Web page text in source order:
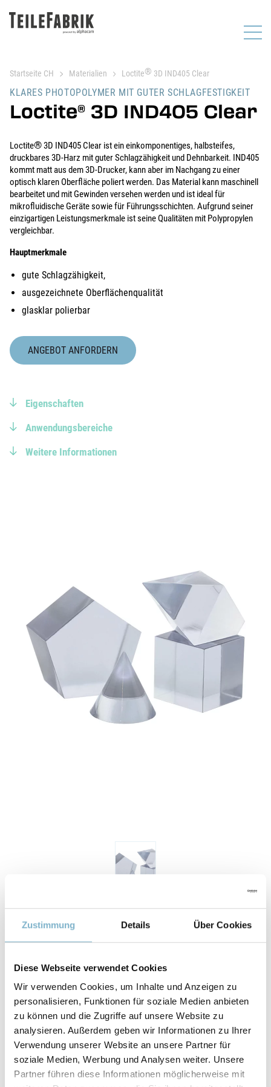
Zustimmung Details Über Cookies
Diese Webseite verwendet Cookies
Wir verwenden Cookies, um Inhalte und Anzeigen zu
personalisieren, Funktionen für soziale Medien anbieten
zu können und die Zugriffe auf unsere Website zu
analysieren. Außerdem geben wir Informationen zu Ihrer
Verwendung unserer Website an unsere Partner für
soziale Medien, Werbung und Analysen weiter. Unsere
Partner führen diese Informationen möglicherweise mit
Startseite CH Materialien Loctite® 3D IND405 Clear
KLARES PHOTOPOLYMER MIT GUTER SCHLAGFESTIGKEIT
Loctite® 3D IND405 Clear
Loctite®3D IND405 Clear ist ein einkomponentiges, halbsteifes,
druckbares 3D-Harz mit guter Schlagzähigkeit und Dehnbarkeit. IND405
kommt matt aus dem 3D-Drucker, kann aber im Nachgang zu einer
optisch klaren Oberfläche poliert werden. Das Material kann maschinell
bearbeitet und mit Gewinden versehen werden und ist ideal für
mikrofluidische Geräte sowie für Führungsschichten. Aufgrund seiner
einzigartigen Leistungsmerkmale ist seine Qualitäten mit Polypropylen
vergleichbar.
Hauptmerkmale
gute Schlagzähigkeit,
ausgezeichnete Oberflächenqualität
glasklar polierbar
ANGEBOT ANFORDERN
Eigenschaften
Anwendungsbereiche
Weitere Informationen
Eigenschaften
BRUCHDEHNUNG
ZUGFESTIGKEIT
52 MPa